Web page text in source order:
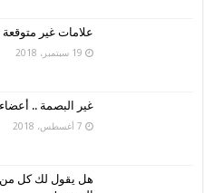
علامات غير متوقعة
19 سبتمبر، 2018
غير البصمة ..
7 أغسطس، 2018
هل يقول لك كل من